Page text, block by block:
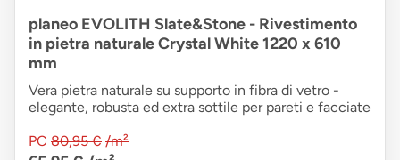
planeo EVOLITH Slate&Stone - Rivestimento
in pietra naturale Crystal White 1220 x 610
mm
Vera pietra naturale su supporto in fibra di vetro -
elegante, robusta ed extra sottile per pareti e facciate
PC 80,95 € /m²